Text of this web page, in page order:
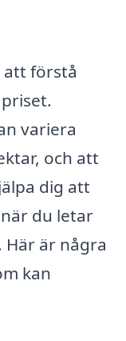
att förstå
variera
och att
dig att
du letar
är några
kan